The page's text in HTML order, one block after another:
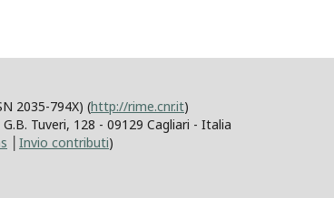
2035-794X) (http://rime.cnr.it)
Tuveri, 128 - 09129 Cagliari - Italia
Invio contributi)